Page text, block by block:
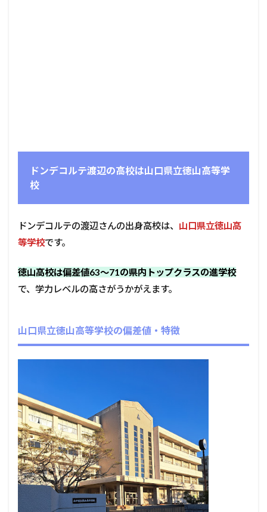
ドンデコルテ渡辺の高校は山口県立徳山高等学
校
ドンデコルテの渡辺さんの出身高校は、 山口県立徳山高
等学校です。
徳山高校は偏差値63〜71の県内トップクラスの進学校
で、学力レベルの高さがうかがえます。
山口県立徳山高等学校の偏差値・特徴